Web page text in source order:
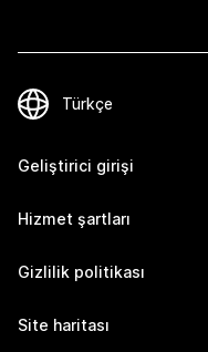
Geliştirici girişi
Hizmet şartları
Gizlilik politikası
Site haritası